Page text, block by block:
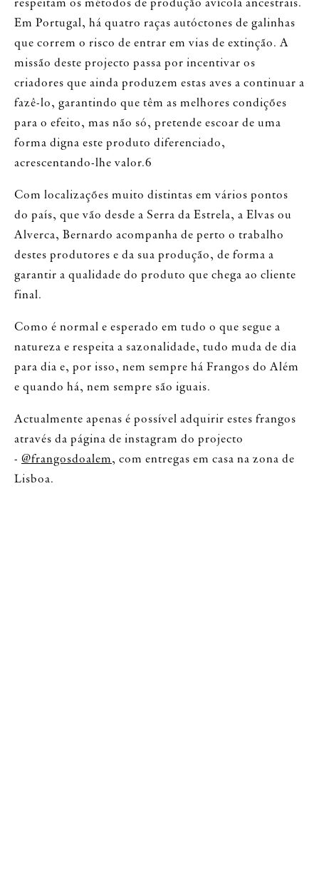
Em Portugal, há quatro raças autóctones de galinhas
que correm o risco de entrar em vias de extinção. A
missão deste projecto passa por incentivar os
criadores que ainda produzem estas aves a continuar a
fazê-lo, garantindo que têm as melhores condições
para o efeito, mas não só, pretende escoar de uma
forma digna este produto diferenciado,
acrescentando-lhe valor.6
Com localizações muito distintas em vários pontos
do país, que vão desde a Serra da Estrela, a Elvas ou
Alverca, Bernardo acompanha de perto o trabalho
destes produtores e da sua produção, de forma a
garantir a qualidade do produto que chega ao cliente
final.
Como é normal e esperado em tudo o que segue a
natureza e respeita a sazonalidade, tudo muda de dia
para dia e, por isso, nem sempre há Frangos do Além
e quando há, nem sempre são iguais.
Actualmente apenas é possível adquirir estes frangos
através da página de instagram do projecto
- @frangosdoalem, com entregas em casa na zona de
Lisboa.